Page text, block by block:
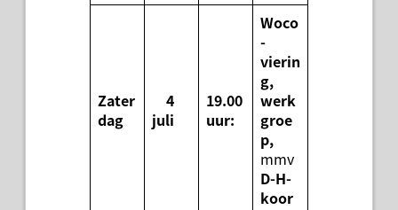
Zater
dag
4
juli
19.00
uur:
Woco
-
vierin
g,
werk
groe
p,
mmv
D-H-
koor